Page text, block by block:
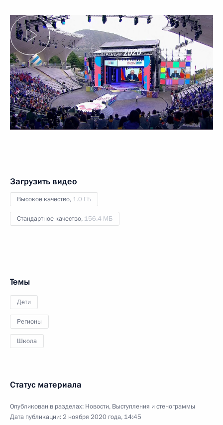
Загрузить видео
Высокое качество, 1.0 ГБ
Стандартное качество, 156.4 МБ
Темы
Дети
Регионы
Школа
Статус материала
Опубликован в разделах: Новости, Выступления и стенограммы
Дата публикации:2 ноября 2020 года, 14:45